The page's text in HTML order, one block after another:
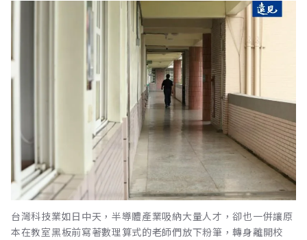
台灣科技業如日中天，半導體產業吸納大量人才，卻也一併讓原
本在教室黑板前寫著數理算式的老師們放下粉筆，轉身離開校